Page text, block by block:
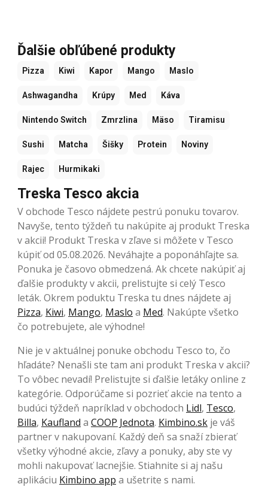
Ďalšie obľúbené produkty
Pizza Kiwi Kapor Mango Maslo
Ashwagandha Krúpy Med Káva
Nintendo Switch Zmrzlina Mäso Tiramisu
Sushi Matcha Šišky Protein Noviny
Rajec Hurmikaki
Treska Tesco akcia
V obchode Tesco nájdete pestrú ponuku tovarov.
Navyše, tento týždeň tu nakúpite aj produkt Treska
v akcii! Produkt Treska v zľave si môžete v Tesco
kúpiť od 05.08.2026. Neváhajte a poponáhľajte sa.
Ponuka je časovo obmedzená. Ak chcete nakúpiť aj
ďalšie produkty v akcii, prelistujte si celý Tesco
leták. Okrem poduktu Treska tu dnes nájdete aj
Pizza, Kiwi, Mango, Maslo a Med. Nakúpte všetko
čo potrebujete, ale výhodne!
Nie je v aktuálnej ponuke obchodu Tesco to, čo
hľadáte? Nenašli ste tam ani produkt Treska v akcii?
To vôbec nevadí! Prelistujte si ďalšie letáky online z
kategórie. Odporúčame si pozrieť akcie na tento a
budúci týždeň napríklad v obchodoch Lidl, Tesco,
Billa, Kaufland a COOP Jednota. Kimbino.sk je váš
partner v nakupovaní. Každý deň sa snaží zbierať
všetky výhodné akcie, zľavy a ponuky, aby ste vy
mohli nakupovať lacnejšie. Stiahnite si aj našu
aplikáciu Kimbino app a ušetrite s nami.